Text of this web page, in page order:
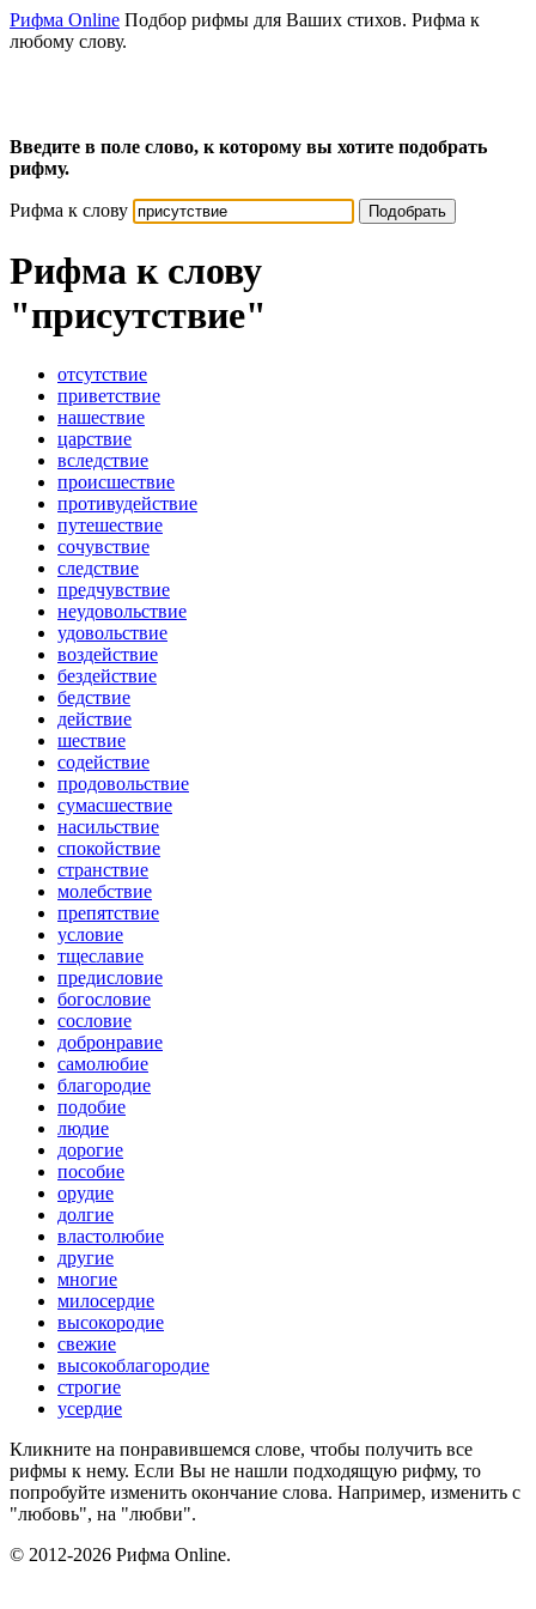
Рифма Online Подбор рифмы для Ваших стихов. Рифма к
любому слову.
Введите в поле слово, к которому вы хотите подобрать
рифму.
Рифма к слову Подобрать
Рифма к слову
"присутствие"
отсутствие
приветствие
нашествие
царствие
вследствие
происшествие
противудействие
путешествие
сочувствие
следствие
предчувствие
неудовольствие
удовольствие
воздействие
бездействие
бедствие
действие
шествие
содействие
продовольствие
сумасшествие
насильствие
спокойствие
странствие
молебствие
препятствие
условие
тщеславие
предисловие
богословие
сословие
добронравие
самолюбие
благородие
подобие
людие
дорогие
пособие
орудие
долгие
властолюбие
другие
многие
милосердие
высокородие
свежие
высокоблагородие
строгие
усердие
Кликните на понравившемся слове, чтобы получить все
рифмы к нему. Если Вы не нашли подходящую рифму, то
попробуйте изменить окончание слова. Например, изменить с
"любовь", на "любви".
© 2012-2026 Рифма Online.